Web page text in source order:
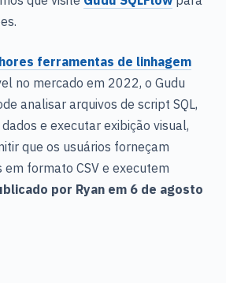
ferramentas de linhagem
no mercado em 2022, o Gudu
analisar arquivos de script SQL,
e executar exibição visual,
que os usuários forneçam
em formato CSV e executem
por Ryan em 6 de agosto